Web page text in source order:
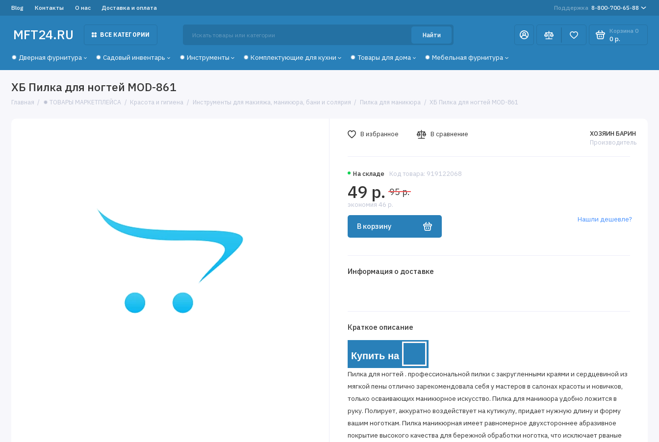
Blog Контакты О нас Доставка и оплата Поддержка 8-800-700-65-88
MFT24.RU ВСЕ КАТЕГОРИИ Найти
Корзина 0
0 р.
✹ Дверная фурнитура ✹ Садовый инвентарь ✹ Инструменты ✹ Комплектующие для кухни ✹ Товары для дома ✹ Мебельная фурнитура
ХБ Пилка для ногтей MOD-861
Главная ✹ ТОВАРЫ МАРКЕТПЛЕЙСА Красота и гигиена Инструменты для макияжа, маникюра, бани и солярия Пилка для маникюра ХБ Пилка для ногтей MOD-861
На складе Код товара: 919122068
ХОЗЯИН БАРИН
Производитель
49 р. 95 р.
экономия 46 р.
В корзину
Нашли дешевле?
В избранное В сравнение
Информация о доставке
Краткое описание
Купить на
Пилка для ногтей . профессиональной пилки с закругленными краями и сердцевиной из
мягкой пены отлично зарекомендовала себя у мастеров в салонах красоты и новичков,
только осваивающих маникюрное искусство. Пилка для маникюра удобно ложится в
руку. Полирует, аккуратно воздействует на кутикулу, придает нужную длину и форму
вашим ноготкам. Пилка маникюрная имеет равномерное двухстороннее абразивное
покрытие высокого качества для бережной обработки ноготка, что исключает рваные